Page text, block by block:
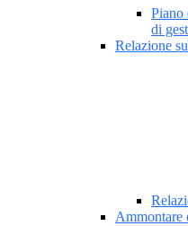
Piano
di
Relazione
Ammontare